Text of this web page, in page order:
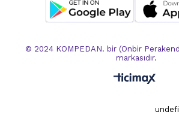
© 2024 KOMPEDAN. bir (Onbir
markasıdır.